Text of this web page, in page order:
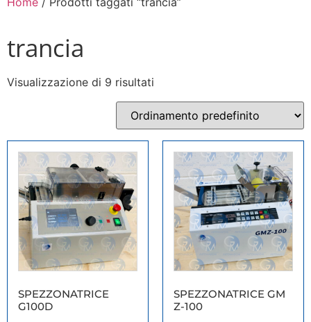
trancia
Visualizzazione di 9 risultati
SPEZZONATRICE
G100D
SPEZZONATRICE GM
Z-100